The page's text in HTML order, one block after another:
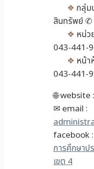
❖ กลุ่ม
สินทรัพย์ ✆
❖ หน่ว
043-441-
❖ หน้
043-441-
🌐 website
✉ email :
facebook
การศึกษาป
เขต 4